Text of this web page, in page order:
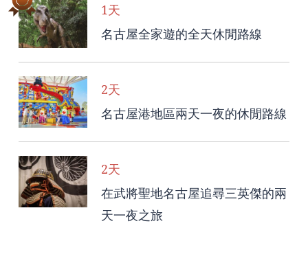
1天
名古屋全家遊的全天休閒路線
2天
名古屋港地區兩天一夜的休閒路線
2天
在武將聖地名古屋追尋三英傑的兩
天一夜之旅